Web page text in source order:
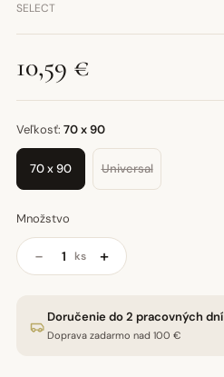
SELECT
10,59 €
Veľkosť: 70 x 90
70 x 90 Universal
Množstvo
− ks +
Doručenie do 2 pracovných dní
Doprava zadarmo nad 100 €